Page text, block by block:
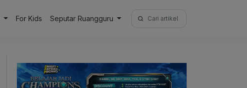
For Kids Seputar Ruangguru
Search
for: